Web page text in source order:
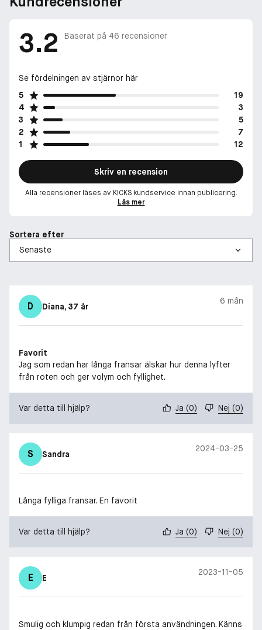
3.2 Baserat på 46 recensioner
Se fördelningen av stjärnor här
5
19
4
3
3
5
2
7
1
12
Skriv en recension
Alla recensioner läses av KICKS kundservice innan publicering.
Läs mer
Sortera efter
D Diana, 37 år
6 mån
Favorit
Jag som redan har långa fransar älskar hur denna lyfter
från roten och ger volym och fyllighet.
Var detta till hjälp? Ja (0) Nej (0)
S Sandra
2024-03-25
Långa fylliga fransar. En favorit
Var detta till hjälp? Ja (0) Nej (0)
E E
2023-11-05
Smulig och klumpig redan från första användningen. Känns